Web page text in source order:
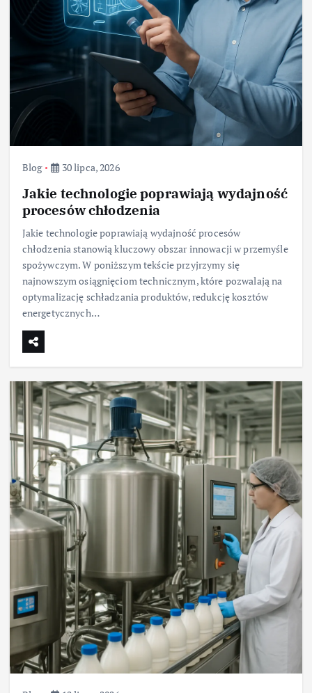
Blog 30 lipca, 2026
Jakie technologie poprawiają wydajność
procesów chłodzenia
Jakie technologie poprawiają wydajność procesów
chłodzenia stanowią kluczowy obszar innowacji w przemyśle
spożywczym. W poniższym tekście przyjrzymy się
najnowszym osiągnięciom technicznym, które pozwalają na
optymalizację schładzania produktów, redukcję kosztów
energetycznych…